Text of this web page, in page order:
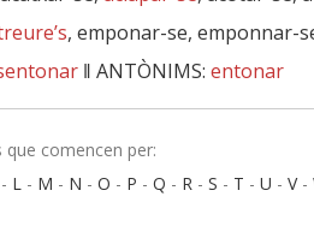
, emponar-se, emponnar-
‖ ANTÒNIMS: entonar
que comencen per:
- L - M - N - O - P - Q - R - S - T - U - V-